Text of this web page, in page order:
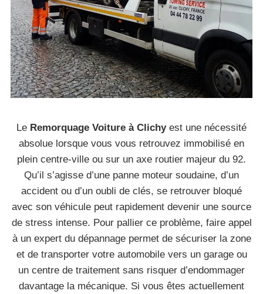
Le Remorquage Voiture à Clichyest une nécessité
absolue lorsque vous vous retrouvez immobilisé en
plein centre-ville ou sur un axe routier majeur du 92.
Qu’il s’agisse d’une panne moteur soudaine, d’un
accident ou d’un oubli de clés, se retrouver bloqué
avec son véhicule peut rapidement devenir une source
de stress intense. Pour pallier ce problème, faire appel
à un expert du dépannage permet de sécuriser la zone
et de transporter votre automobile vers un garage ou
un centre de traitement sans risquer d’endommager
davantage la mécanique. Si vous êtes actuellement